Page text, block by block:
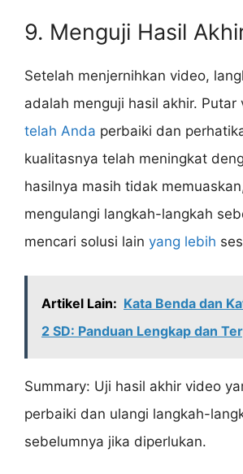
9. Menguji Hasil
Setelah menjernihkan video,
adalah menguji hasil akhir. Putar
telah Anda perbaiki dan
kualitasnya telah meningkat
hasilnya masih tidak
mengulangi langkah-langkah
mencari solusi lain yang lebih
Artikel Lain: Kata Benda dan
2 SD: Panduan Lengkap dan
Summary: Uji hasil akhir video
perbaiki dan ulangi langkah-
sebelumnya jika diperlukan.